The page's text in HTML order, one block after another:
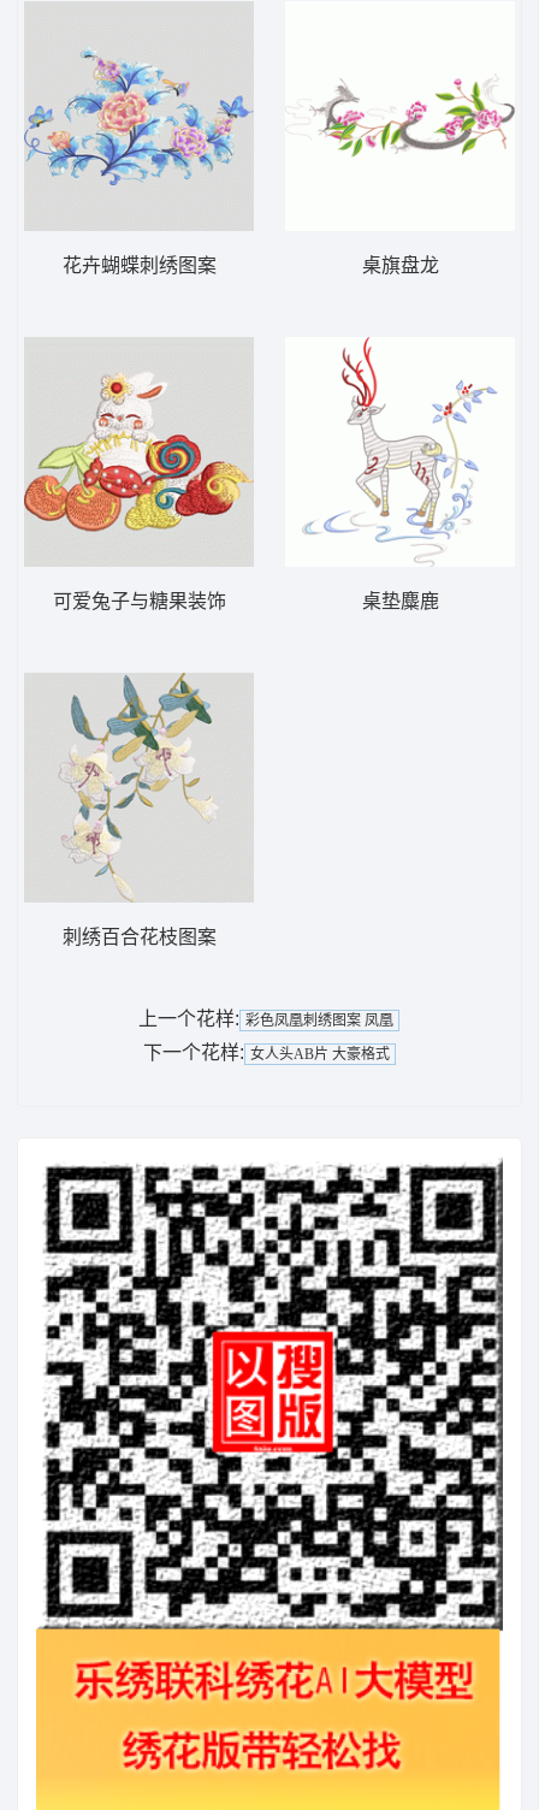
花卉蝴蝶刺绣图案
可爱兔子与糖果装饰
刺绣百合花枝图案
桌旗盘龙
桌垫麋鹿
上一个花样: 彩色凤凰刺绣图案 凤凰
下一个花样: 女人头AB片 大豪格式